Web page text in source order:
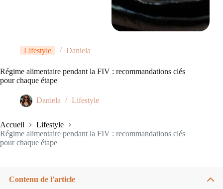
Lifestyle Daniela
Régime alimentaire pendant la FIV : recommandations clés
pour chaque étape
Daniela Lifestyle
Accueil
Lifestyle
Régime alimentaire pendant la FIV : recommandations clés
pour chaque étape
Contenu de l'article